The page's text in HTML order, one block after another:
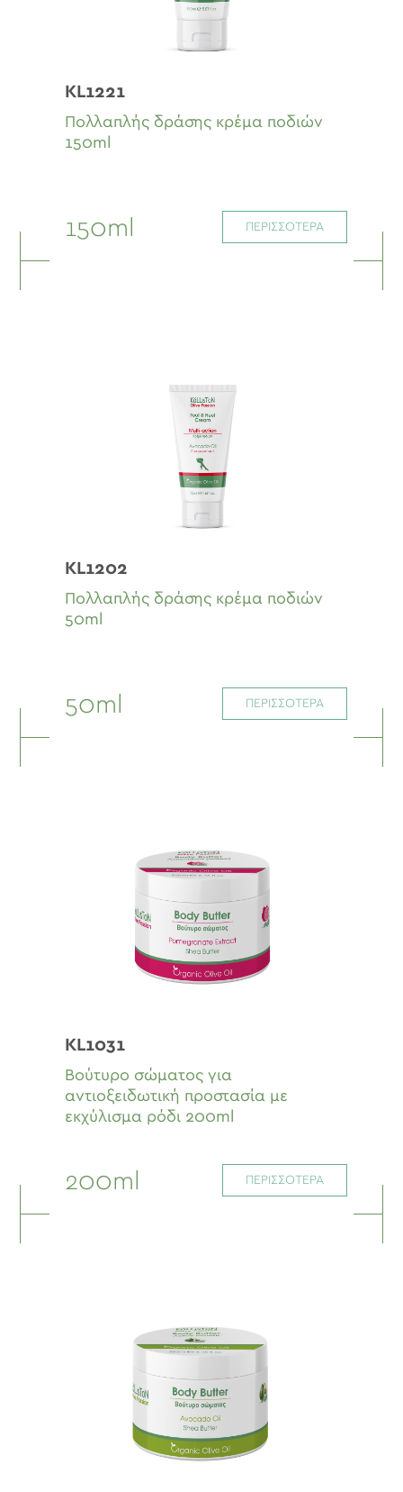
KL1221
Πολλαπλής δράσης κρέμα ποδιών
150ml
150ml ΠΕΡΙΣΣΟΤΕΡΑ
KL1202
Πολλαπλής δράσης κρέμα ποδιών
50ml
50ml ΠΕΡΙΣΣΟΤΕΡΑ
KL1031
Βούτυρο σώματος για
αντιοξειδωτική προστασία με
εκχύλισμα ρόδι 200ml
200ml ΠΕΡΙΣΣΟΤΕΡΑ